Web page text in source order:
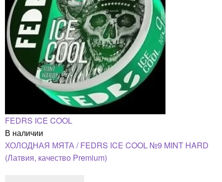
FEDRS ICE COOL
В наличии
ХОЛОДНАЯ МЯТА / FEDRS ICE COOL №9 MINT HARD
(Латвия, качество Premium)